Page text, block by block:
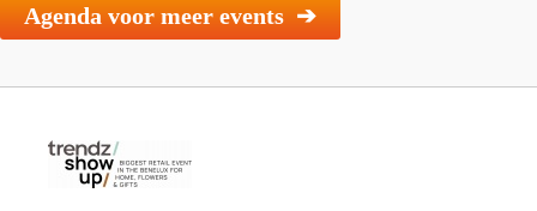
Agenda voor meer events ➔